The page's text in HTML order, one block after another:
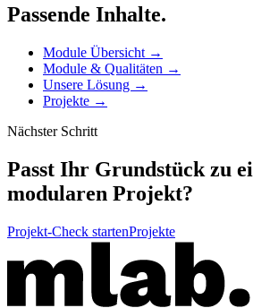
Passende Inhalte.
Module Übersicht →
Module & Qualitäten →
Unsere Lösung →
Projekte →
Nächster Schritt
Passt Ihr Grundstück zu
modularen Projekt?
Projekt-Check startenProjekte